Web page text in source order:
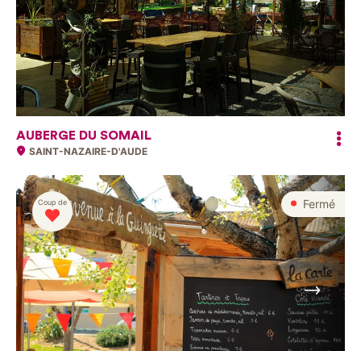
Suivant
AUBERGE DU SOMAIL
SAINT-NAZAIRE-D'AUDE
Fermé
Coup de
Suivant